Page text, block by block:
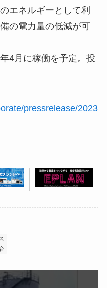
エネルギーとして利
の電力量の低減が可
4月に稼働を予定。投
pressrelease/2023